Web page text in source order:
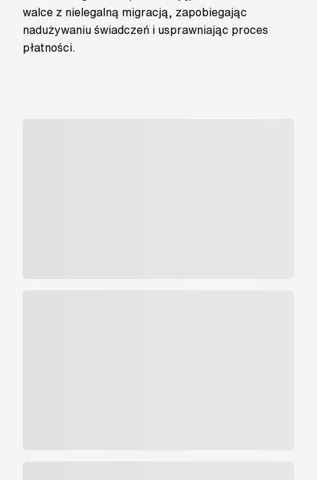
walce z nielegalną migracją, zapobiegając
nadużywaniu świadczeń i usprawniając proces
płatności.